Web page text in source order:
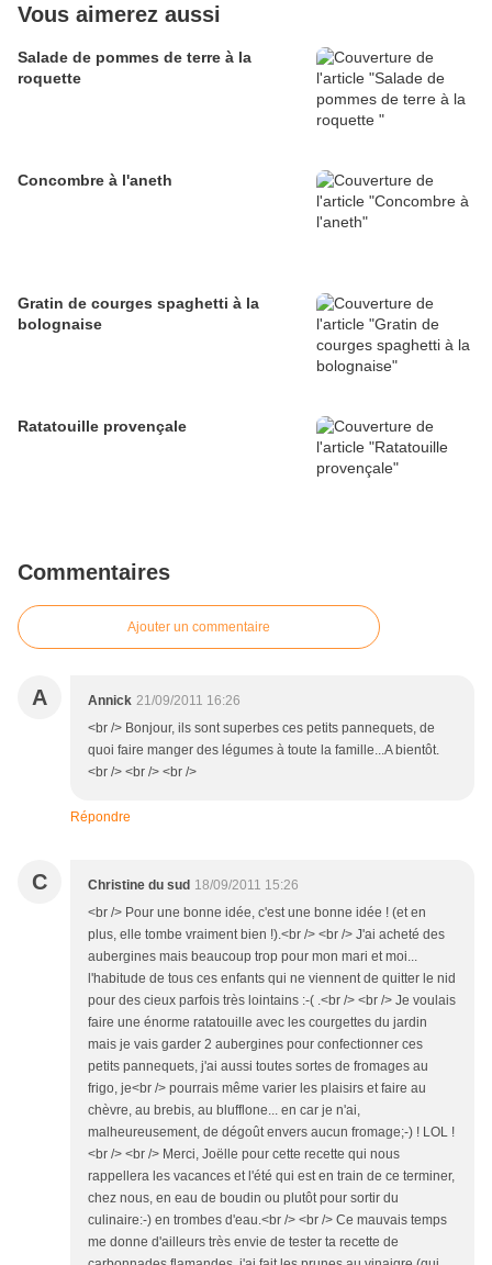
Vous aimerez aussi
Salade de pommes de terre à la
roquette
Concombre à l'aneth
Gratin de courges spaghetti à la
bolognaise
Ratatouille provençale
Commentaires
Ajouter un commentaire
A Annick 21/09/2011 16:26
<br /> Bonjour, ils sont superbes ces petits pannequets, de
quoi faire manger des légumes à toute la famille...A bientôt.
<br /> <br /> <br />
Répondre
C Christine du sud 18/09/2011 15:26
<br /> Pour une bonne idée, c'est une bonne idée ! (et en
plus, elle tombe vraiment bien !).<br /> <br /> J'ai acheté des
aubergines mais beaucoup trop pour mon mari et moi...
l'habitude de tous ces enfants qui ne viennent de quitter le nid
pour des cieux parfois très lointains :-( .<br /> <br /> Je voulais
faire une énorme ratatouille avec les courgettes du jardin
mais je vais garder 2 aubergines pour confectionner ces
petits pannequets, j'ai aussi toutes sortes de fromages au
frigo, je<br /> pourrais même varier les plaisirs et faire au
chèvre, au brebis, au blufflone... en car je n'ai,
malheureusement, de dégoût envers aucun fromage;-) ! LOL !
<br /> <br /> Merci, Joëlle pour cette recette qui nous
rappellera les vacances et l'été qui est en train de ce terminer,
chez nous, en eau de boudin ou plutôt pour sortir du
culinaire:-) en trombes d'eau.<br /> <br /> Ce mauvais temps
me donne d'ailleurs très envie de tester ta recette de